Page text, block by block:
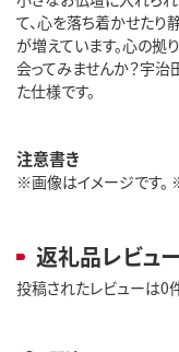
て、心を落ち着かせたり
が増えています。心の拠
会ってみませんか？宇
た仕様です。
注意書き
※画像はイメージです
返礼品レビュ
投稿されたレビューは0